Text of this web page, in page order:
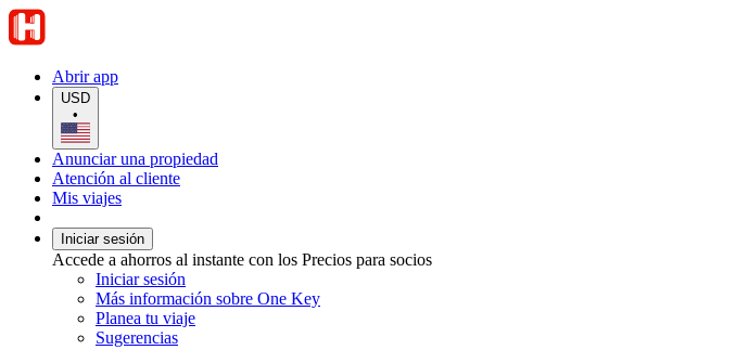
Abrir app
USD
•
Anunciar una propiedad
Atención al cliente
Mis viajes
Iniciar sesión
Accede a ahorros al instante con los Precios para socios
Iniciar sesión
Más información sobre One Key
Planea tu viaje
Sugerencias